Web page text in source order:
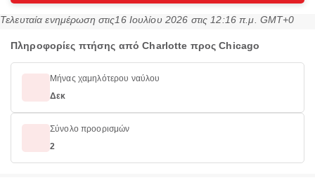
Τελευταία ενημέρωση στις16 Ιουλίου 2026 στις 12:16 π.μ. GMT+0
Πληροφορίες πτήσης από Charlotte προς Chicago
Μήνας χαμηλότερου ναύλου
Δεκ
Σύνολο προορισμών
2